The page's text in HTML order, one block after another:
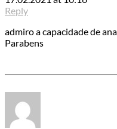
Reply
admiro a capacidade de
Parabens